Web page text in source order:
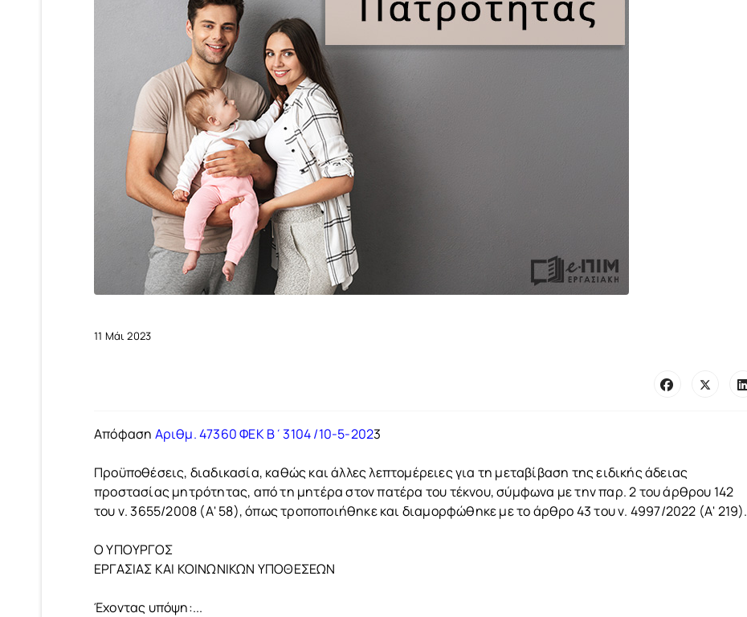
11 Μάι 2023
Απόφαση Αριθμ. 47360 ΦΕΚ Β΄3104 /10-5-2023
Προϋποθέσεις, διαδικασία, καθώς και άλλες λεπτομέρειες για τη μεταβίβαση της ειδικής άδειας
προστασίας μητρότητας, από τη μητέρα στον πατέρα του τέκνου, σύμφωνα με την παρ. 2 του άρθρου 142
του ν. 3655/2008 (Α' 58), όπως τροποποιήθηκε και διαμορφώθηκε με το άρθρο 43 του ν. 4997/2022 (Α' 219).
Ο ΥΠΟΥΡΓΟΣ
ΕΡΓΑΣΙΑΣ ΚΑΙ ΚΟΙΝΩΝΙΚΩΝ ΥΠΟΘΕΣΕΩΝ
Έχοντας υπόψη:...